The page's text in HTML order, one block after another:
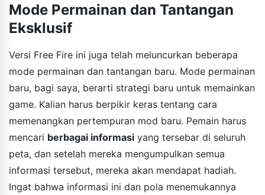
Mode Permainan dan Tantangan
Eksklusif
Versi Free Fire ini juga telah meluncurkan beberapa
mode permainan dan tantangan baru. Mode permainan
baru, bagi saya, berarti strategi baru untuk memainkan
game. Kalian harus berpikir keras tentang cara
memenangkan pertempuran mod baru. Pemain harus
mencari berbagai informasi yang tersebar di seluruh
peta, dan setelah mereka mengumpulkan semua
informasi tersebut, mereka akan mendapat hadiah.
Ingat bahwa informasi ini dan pola menemukannya